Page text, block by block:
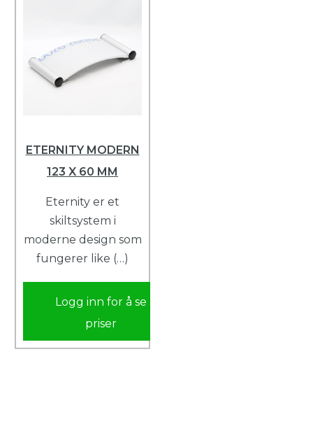
ETERNITY MODERN
123 X 60 MM
Eternity er et
skiltsystem i
moderne design som
fungerer like (…)
Logg inn for å se
priser